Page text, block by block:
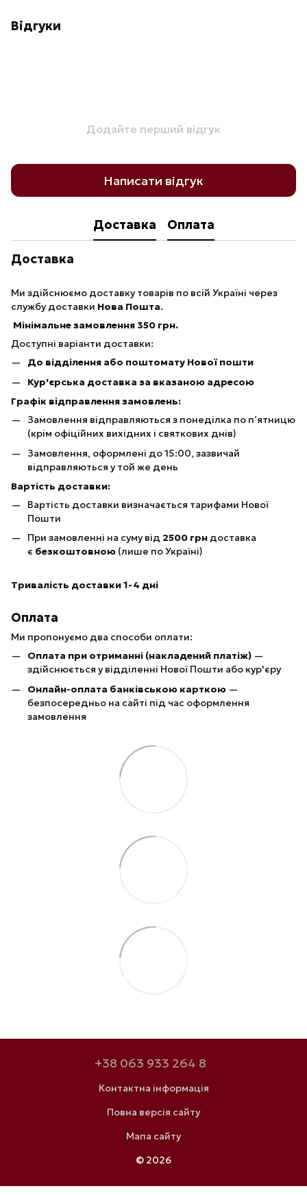
Відгуки
Додайте перший відгук
Написати відгук
Доставка Оплата
Доставка
Ми здійснюємо доставку товарів по всій Україні через
службу доставки Нова Пошта.
Мінімальне замовлення 350 грн.
Доступні варіанти доставки:
До відділення або поштомату Нової пошти
Кур'єрська доставка за вказаною адресою
Графік відправлення замовлень:
Замовлення відправляються з понеділка по п’ятницю
(крім офіційних вихідних і святкових днів)
Замовлення, оформлені до 15:00, зазвичай
відправляються у той же день
Вартість доставки:
Вартість доставки визначається тарифами Нової
Пошти
При замовленні на суму від 2500 грн доставка
є безкоштовною (лише по Україні)
Тривалість доставки 1-4 дні
Оплата
Ми пропонуємо два способи оплати:
Оплата при отриманні (накладений платіж) —
здійснюється у відділенні Нової Пошти або кур'єру
Онлайн-оплата банківською карткою —
безпосередньо на сайті під час оформлення
замовлення
+38 063 933 264 8
Контактна інформація
Повна версія сайту
Мапа сайту
© 2026